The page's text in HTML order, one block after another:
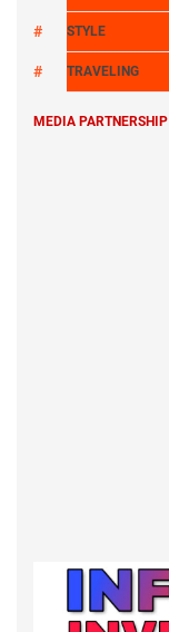
STYLE
TRAVELING
MEDIA PARTNERSHIP